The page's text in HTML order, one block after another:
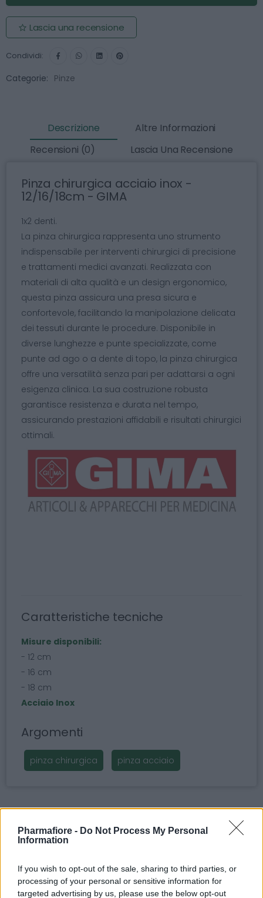
Pharmafiore - Do Not Process My Personal
Information
If you wish to opt-out of the sale, sharing to third parties, or
processing of your personal or sensitive information for
targeted advertising by us, please use the below opt-out
Lascia una recensione
Condividi:
Categorie: Pinze
Descrizione
Altre Informazioni
Recensioni (0)
Lascia Una Recensione
Pinza chirurgica acciaio inox -
12/16/18cm - GIMA
1x2 denti.
La pinza chirurgica rappresenta uno strumento
indispensabile per interventi chirurgici di precisione
e trattamenti medici avanzati. Realizzata con
materiali di alta qualità e un design ergonomico,
questa pinza assicura una presa sicura e
confortevole, facilitando la manipolazione delicata
dei tessuti durante le procedure. Disponibile in
diverse lunghezze e punte specializzate, come
punte ad ago o a dente di topo, la pinza chirurgica
offre una versatilità senza pari per adattarsi a ogni
esigenza clinica. La sua costruzione robusta
garantisce resistenza e durata nel tempo,
assicurando prestazioni affidabili e risultati chirurgici
ottimali.
Caratteristiche tecniche
Misure disponibili:
- 12 cm
- 16 cm
- 18 cm
Acciaio Inox
Argomenti
pinza chirurgica pinza acciaio
Potrebbero piacerti anche